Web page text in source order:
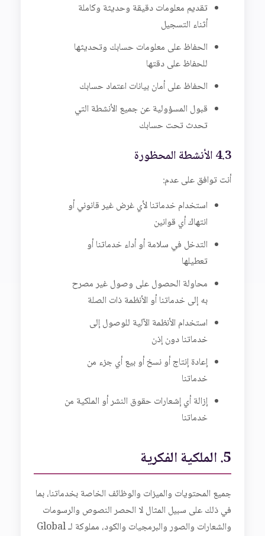
تقديم معلومات دقيقة وحديثة وكاملة
أثناء التسجيل
الحفاظ على معلومات حسابك وتحديثها
للحفاظ على دقتها
الحفاظ على أمان بيانات اعتماد حسابك
قبول المسؤولية عن جميع الأنشطة التي
تحدث تحت حسابك
4.3 الأنشطة المحظورة
أنت توافق على عدم:
استخدام خدماتنا لأي غرض غير قانوني أو
انتهاك أي قوانين
التدخل في سلامة أو أداء خدماتنا أو
تعطيلها
محاولة الحصول على وصول غير مصرح
به إلى خدماتنا أو الأنظمة ذات الصلة
استخدام الأنظمة الآلية للوصول إلى
خدماتنا دون إذن
إعادة إنتاج أو نسخ أو بيع أي جزء من
خدماتنا
إزالة أي إشعارات حقوق النشر أو الملكية من
خدماتنا
5. الملكية الفكرية
جميع المحتويات والميزات والوظائف الخاصة بخدماتنا، بما
في ذلك على سبيل المثال لا الحصر النصوص والرسومات
والشعارات والصور والبرمجيات والكود، مملوكة لـ Global